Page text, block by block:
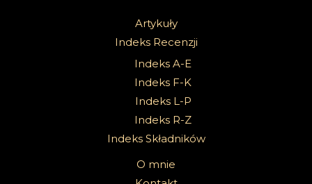
Artykuły
Indeks Recenzji
Indeks A-E
Indeks F-K
Indeks L-P
Indeks R-Z
Indeks Składników
O mnie